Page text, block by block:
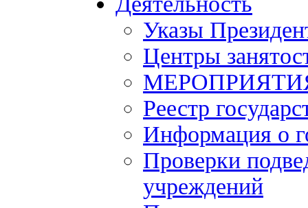
Указы
Центры
Реестр
Информация о
Проверки
учреждений